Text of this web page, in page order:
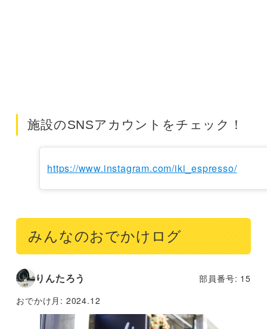
施設のSNSアカウントをチェック！
https://www.instagram.com/iki_espresso/
みんなのおでかけログ
りんたろう
部員番号: 15
おでかけ月: 2024.12